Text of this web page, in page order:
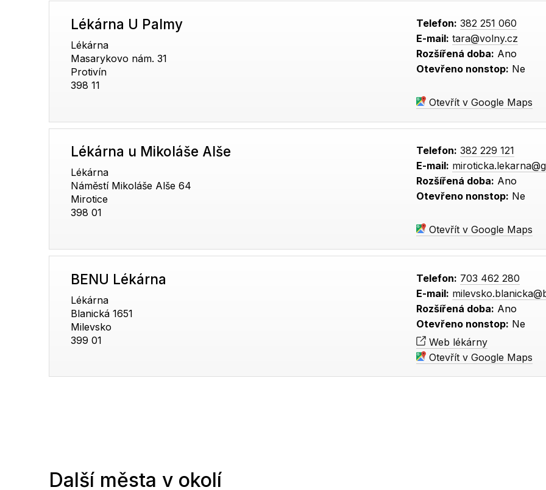
Lékárna U Palmy
Lékárna
Masarykovo nám. 31
Protivín
398 11
Telefon: 382 251 060
E-mail: tara@volny.cz
Rozšířená doba: Ano
Otevřeno nonstop: Ne
Otevřít v Google Maps
Lékárna u Mikoláše Alše
Lékárna
Náměstí Mikoláše Alše 64
Mirotice
398 01
Telefon: 382 229 121
E-mail:
Rozšířená doba: Ano
Otevřeno nonstop: Ne
Otevřít v Google Maps
BENU Lékárna
Lékárna
Blanická 1651
Milevsko
399 01
Telefon: 703 462 280
E-mail:
Rozšířená doba: Ano
Otevřeno nonstop: Ne
Web lékárny
Otevřít v Google Maps
Další města v okolí